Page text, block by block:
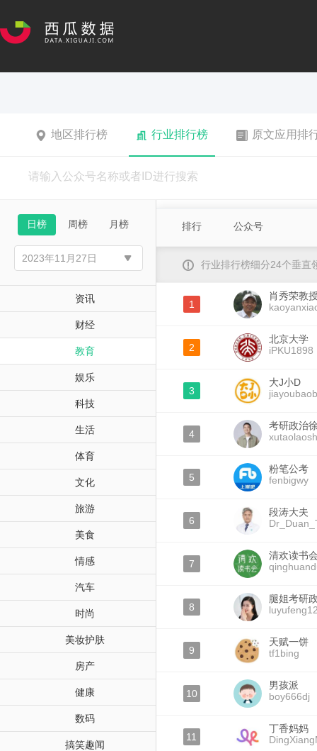
地区排行榜 行业排行榜 原文应用排
日榜 周榜 月榜
资讯
财经
教育
娱乐
科技
生活
体育
文化
旅游
美食
情感
汽车
时尚
美妆护肤
房产
健康
数码
搞笑趣闻
排行 公众号
行业排行榜细分24个垂直
1
肖秀荣教
2
北京大学
iPKU1898
3
大J小D
4
考研政治
5
粉笔公考
fenbigwy
6
段涛大夫
7
清欢读书
8
腿姐考研
9
天赋一饼
tf1bing
10
男孩派
boy666dj
11
丁香妈妈